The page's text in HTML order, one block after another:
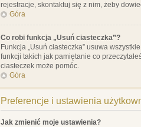
rejestracje, skontaktuj się z nim, żeby
Góra
Co robi funkcja „Usuń ciasteczka”?
Funkcja „Usuń ciasteczka” usuwa
funkcji takich jak pamiętanie co
ciasteczek może pomóc.
Góra
Preferencje i ustawienia
Jak zmienić moje ustawienia?